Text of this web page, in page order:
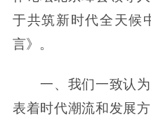
于共筑新时代全天候
言》。
一、我们一致认为
表着时代潮流和发展